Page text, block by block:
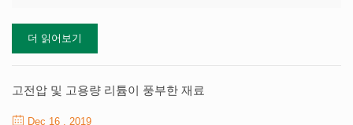
다. 열 폭주 및 폭발 사고로. 현재 널리 사용되는 폴리올레핀 세퍼레
이터, 그것의 융점 및 낮은 연화 온도 (& lt; 165 ℃), 배터리의 안전성
렵고, 배터리 성능 비를 제한한다. 따라서 개발하는 것이 매우 중요
합니다 높은 안전 고온 분리기 ....
더 읽어보기
고전압 및 고용량 리튬이 풍부한 재료
Dec 16 , 2019